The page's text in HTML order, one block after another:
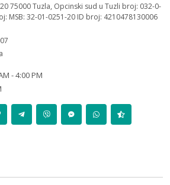
75000 Tuzla, Opcinski sud u Tuzli broj: 032-0-
MSB: 32-01-0251-20 ID broj: 4210478130006
- 4:00 PM